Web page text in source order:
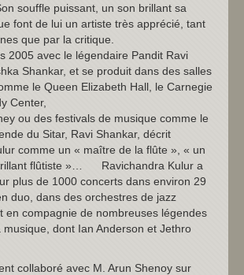
souffle puissant, un son brillant sa
font de lui un artiste très apprécié, tant
que par la critique.
2005 avec le légendaire Pandit Ravi
Shankar, et se produit dans des salles
le Queen Elizabeth Hall, le Carnegie
Center,
ou des festivals de musique comme le
du Sitar, Ravi Shankar, décrit
comme un « maître de la flûte », « un
flûtiste »… Ravichandra Kulur a
plus de 1000 concerts dans environ 29
duo, dans des orchestres de jazz
en compagnie de nombreuses légendes
dont Ian Anderson et Jethro
collaboré avec M. Arun Shenoy sur